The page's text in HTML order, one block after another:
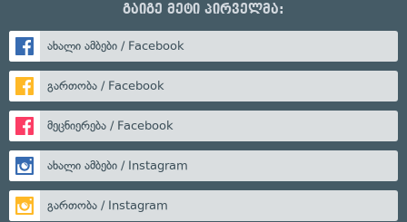
გაიგე მეტი პირველმა:
ახალი ამბები / Facebook
გართობა / Facebook
მეცნიერება / Facebook
ახალი ამბები / Instagram
გართობა / Instagram